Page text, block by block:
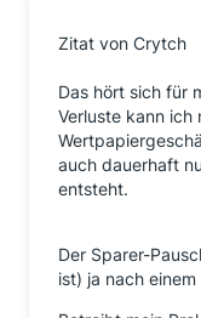
Zitat von Crytch
Das hört sich für
Verluste kann ich
auch dauerhaft
entsteht.
Der Sparer-
ist) ja nach einem